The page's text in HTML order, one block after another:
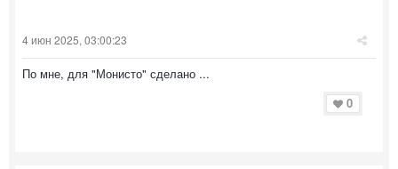
4 июн 2025, 03:00:23
По мне, для "Монисто" сделано ...
0